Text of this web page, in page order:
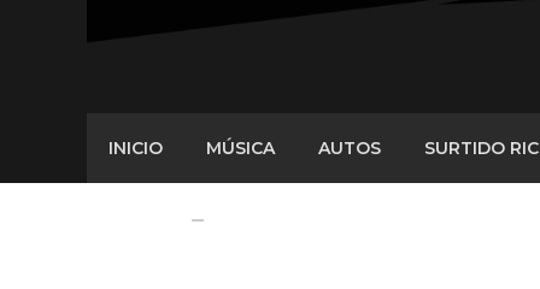
INICIO MÚSICA AUTOS SURTIDO